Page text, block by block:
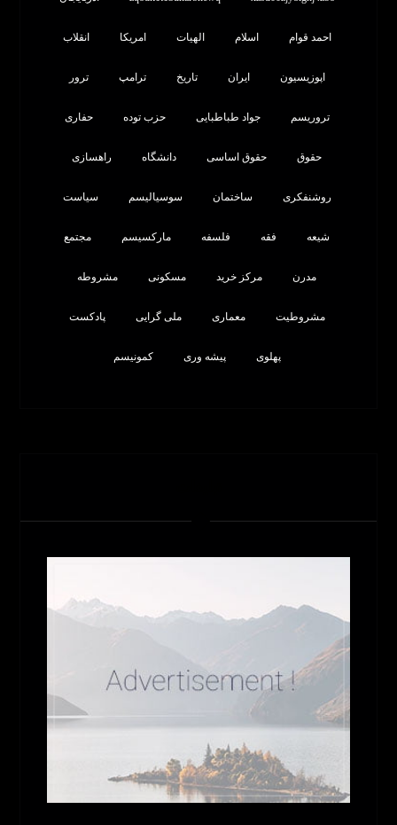
احمد قوام اسلام الهیات امریکا انقلاب
اپوزیسیون ایران تاریخ ترامپ ترور
تروریسم جواد طباطبایی حزب توده حفاری
حقوق حقوق اساسی دانشگاه راهسازی
روشنفکری ساختمان سوسیالیسم سیاست
شیعه فقه فلسفه مارکسیسم مجتمع
مدرن مرکز خرید مسکونی مشروطه
مشروطیت معماری ملی گرایی پادکست
پهلوی پیشه وری کمونیسم